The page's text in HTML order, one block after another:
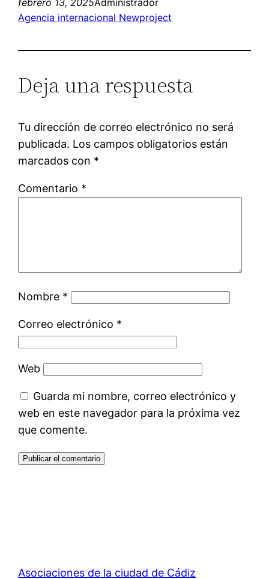
febrero 13, 2025Administrador
Agencia internacional Newproject
Deja una respuesta
Tu dirección de correo electrónico no será
publicada. Los campos obligatorios están
marcados con *
Comentario *
Nombre *
Correo electrónico *
Web
Guarda mi nombre, correo electrónico y
web en este navegador para la próxima vez
que comente.
Asociaciones de la ciudad de Cádiz